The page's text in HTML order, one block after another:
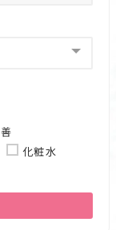
化粧水